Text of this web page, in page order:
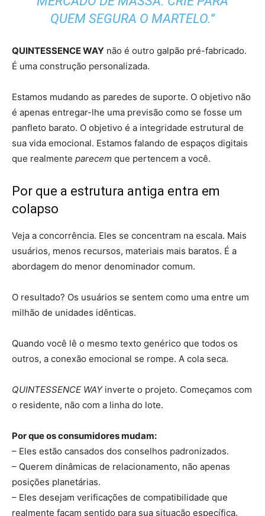
QUEM SEGURA O MARTELO.”
QUINTESSENCE WAY não é outro galpão pré-fabricado.
É uma construção personalizada.
Estamos mudando as paredes de suporte. O objetivo não
é apenas entregar-lhe uma previsão como se fosse um
panfleto barato. O objetivo é a integridade estrutural de
sua vida emocional. Estamos falando de espaços digitais
que realmente parecem que pertencem a você.
Por que a estrutura antiga entra em
colapso
Veja a concorrência. Eles se concentram na escala. Mais
usuários, menos recursos, materiais mais baratos. É a
abordagem do menor denominador comum.
O resultado? Os usuários se sentem como uma entre um
milhão de unidades idênticas.
Quando você lê o mesmo texto genérico que todos os
outros, a conexão emocional se rompe. A cola seca.
QUINTESSENCE WAYinverte o projeto. Começamos com
o residente, não com a linha do lote.
Por que os consumidores mudam:
– Eles estão cansados dos conselhos padronizados.
– Querem dinâmicas de relacionamento, não apenas
posições planetárias.
– Eles desejam verificações de compatibilidade que
realmente façam sentido para sua situação específica.